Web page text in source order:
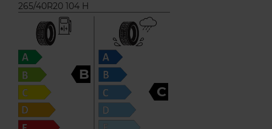
265/40R20 104 H
B
C